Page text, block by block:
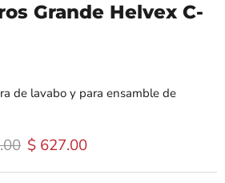
Grande Helvex C-
de lavabo y para ensamble de
original
Precio actual
$ 627.00